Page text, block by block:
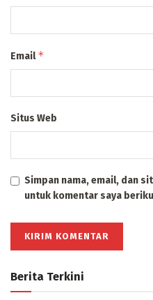
Email*
Situs Web
Simpan nama, email, dan
untuk komentar saya
Berita Terkini